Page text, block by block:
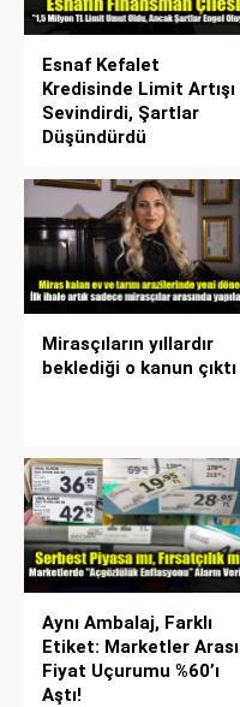
Esnaf Kefalet
Kredisinde Limit Artışı
Sevindirdi, Şartlar
Düşündürdü
Mirasçıların yıllardır
beklediği o kanun çıktı
Aynı Ambalaj, Farklı
Etiket: Marketler Arası
Fiyat Uçurumu %60’ı
Aştı!